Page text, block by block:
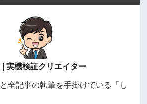
| 実機検証クリエイター
全記事の執筆を手掛けている「し